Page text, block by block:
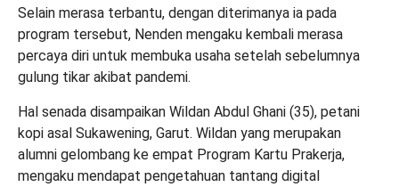
Selain merasa terbantu, dengan diterimanya ia pada
program tersebut, Nenden mengaku kembali merasa
percaya diri untuk membuka usaha setelah sebelumnya
gulung tikar akibat pandemi.
Hal senada disampaikan Wildan Abdul Ghani (35), petani
kopi asal Sukawening, Garut. Wildan yang merupakan
alumni gelombang ke empat Program Kartu Prakerja,
mengaku mendapat pengetahuan tantang digital